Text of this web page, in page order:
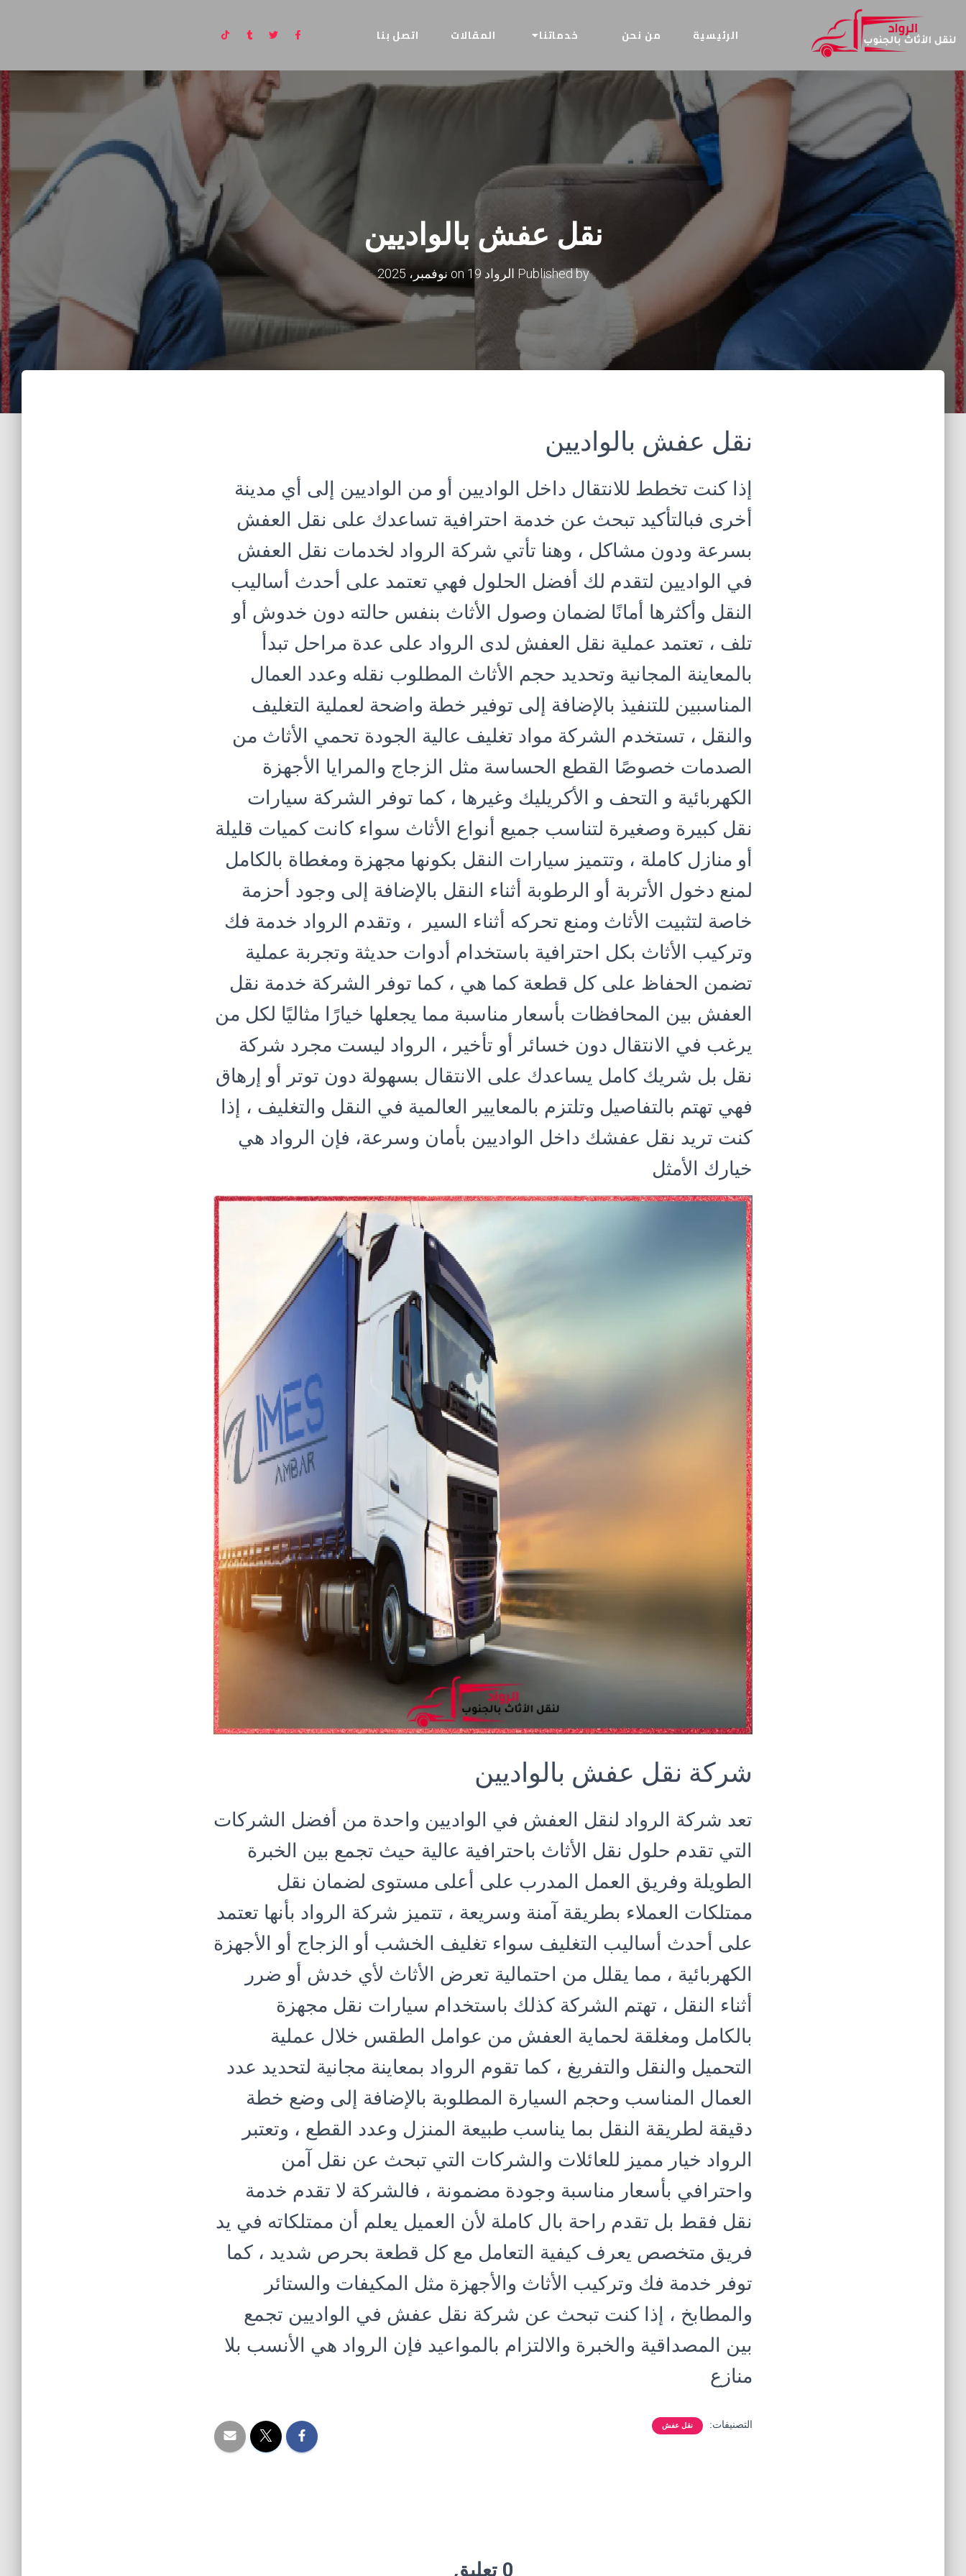
الرئيسية من نحن خدماتنا المقالات اتصل بنا
نقل عفش بالواديين
Published by الرواد 19 نوفمبر، 2025
نقل عفش بالواديين
إذا كنت تخطط للانتقال داخل الواديين أو من الواديين إلى أي مدينة
أخرى فبالتأكيد تبحث عن خدمة احترافية تساعدك على نقل العفش
بسرعة ودون مشاكل ، وهنا تأتي شركة الرواد لخدمات نقل العفش
في الواديين لتقدم لك أفضل الحلول فهي تعتمد على أحدث أساليب
النقل وأكثرها أمانًا لضمان وصول الأثاث بنفس حالته دون خدوش أو
تلف ، تعتمد عملية نقل العفش لدى الرواد على عدة مراحل تبدأ
بالمعاينة المجانية وتحديد حجم الأثاث المطلوب نقله وعدد العمال
المناسبين للتنفيذ بالإضافة إلى توفير خطة واضحة لعملية التغليف
والنقل ، تستخدم الشركة مواد تغليف عالية الجودة تحمي الأثاث من
الصدمات خصوصًا القطع الحساسة مثل الزجاج والمرايا الأجهزة
الكهربائية و التحف و الأكريليك وغيرها ، كما توفر الشركة سيارات
نقل كبيرة وصغيرة لتناسب جميع أنواع الأثاث سواء كانت كميات قليلة
أو منازل كاملة ، وتتميز سيارات النقل بكونها مجهزة ومغطاة بالكامل
لمنع دخول الأتربة أو الرطوبة أثناء النقل بالإضافة إلى وجود أحزمة
خاصة لتثبيت الأثاث ومنع تحركه أثناء السير ، وتقدم الرواد خدمة فك
وتركيب الأثاث بكل احترافية باستخدام أدوات حديثة وتجربة عملية
تضمن الحفاظ على كل قطعة كما هي ، كما توفر الشركة خدمة نقل
العفش بين المحافظات بأسعار مناسبة مما يجعلها خيارًا مثاليًا لكل من
يرغب في الانتقال دون خسائر أو تأخير ، الرواد ليست مجرد شركة
نقل بل شريك كامل يساعدك على الانتقال بسهولة دون توتر أو إرهاق
فهي تهتم بالتفاصيل وتلتزم بالمعايير العالمية في النقل والتغليف ، إذا
كنت تريد نقل عفشك داخل الواديين بأمان وسرعة، فإن الرواد هي
خيارك الأمثل
شركة نقل عفش بالواديين
تعد شركة الرواد لنقل العفش في الواديين واحدة من أفضل الشركات
التي تقدم حلول نقل الأثاث باحترافية عالية حيث تجمع بين الخبرة
الطويلة وفريق العمل المدرب على أعلى مستوى لضمان نقل
ممتلكات العملاء بطريقة آمنة وسريعة ، تتميز شركة الرواد بأنها تعتمد
على أحدث أساليب التغليف سواء تغليف الخشب أو الزجاج أو الأجهزة
الكهربائية ، مما يقلل من احتمالية تعرض الأثاث لأي خدش أو ضرر
أثناء النقل ، تهتم الشركة كذلك باستخدام سيارات نقل مجهزة
بالكامل ومغلقة لحماية العفش من عوامل الطقس خلال عملية
التحميل والنقل والتفريغ ، كما تقوم الرواد بمعاينة مجانية لتحديد عدد
العمال المناسب وحجم السيارة المطلوبة بالإضافة إلى وضع خطة
دقيقة لطريقة النقل بما يناسب طبيعة المنزل وعدد القطع ، وتعتبر
الرواد خيار مميز للعائلات والشركات التي تبحث عن نقل آمن
واحترافي بأسعار مناسبة وجودة مضمونة ، فالشركة لا تقدم خدمة
نقل فقط بل تقدم راحة بال كاملة لأن العميل يعلم أن ممتلكاته في يد
فريق متخصص يعرف كيفية التعامل مع كل قطعة بحرص شديد ، كما
توفر خدمة فك وتركيب الأثاث والأجهزة مثل المكيفات والستائر
والمطابخ ، إذا كنت تبحث عن شركة نقل عفش في الواديين تجمع
بين المصداقية والخبرة والالتزام بالمواعيد فإن الرواد هي الأنسب بلا
منازع
التصنيفات: نقل عفش
0 تعليق